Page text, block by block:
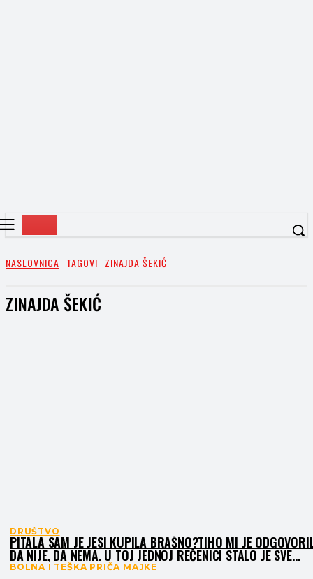
NASLOVNICA TAGOVI ZINAJDA ŠEKIĆ
ZINAJDA ŠEKIĆ
DRUŠTVO
PITALA SAM JE JESI KUPILA BRAŠNO?TIHO MI JE
DA NIJE, DA NEMA. U TOJ JEDNOJ REČENICI STALO JE SVE
/VIDEO
BOLNA I TEŠKA PRIČA MAJKE